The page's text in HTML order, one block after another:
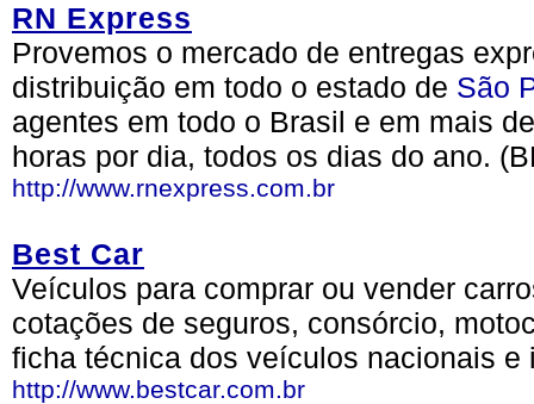
RN Express
Provemos o mercado de entregas
distribuição em todo o estado de São
agentes em todo o Brasil e em mais
horas por dia, todos os dias do ano.
http://www.rnexpress.com.br
Best Car
Veículos para comprar ou vender
cotações de seguros, consórcio,
ficha técnica dos veículos nacionais e
http://www.bestcar.com.br